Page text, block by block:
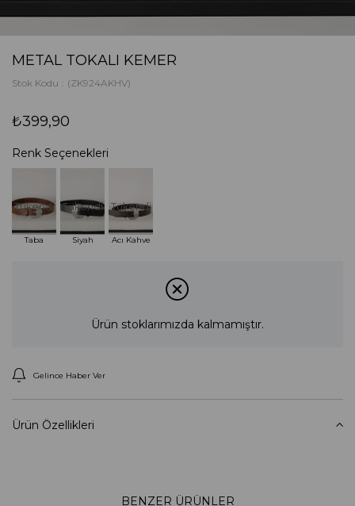
METAL TOKALI KEMER
Stok Kodu (ZK924AKHV)
₺399,90
Renk Seçenekleri
Tükendi
Taba
Tükendi
Siyah
Tükendi
Acı Kahve
Ürün stoklarımızda kalmamıştır.
Gelince Haber Ver
Ürün Özellikleri
BENZER ÜRÜNLER